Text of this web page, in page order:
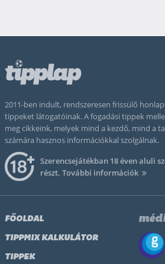
2011-ben indult, rendszeresen frissülő
tippeket látogatóinak. A fogadási tippek
meg cikkeink, melyek mind a kezdő, mind a
számára hasznos információkkal szolgálnak.
Szerencsejátékban 18 éven aluli
részt. További információk
FŐOLDAL
TIPPMIX KALKULÁTOR
TIPPEK